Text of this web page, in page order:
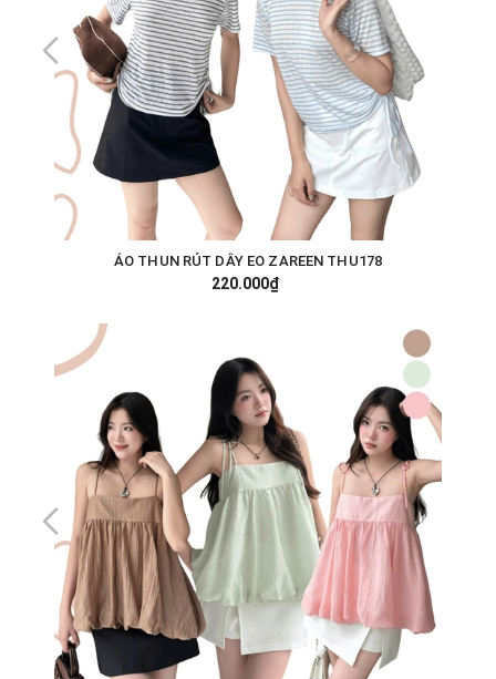
ÁO THUN RÚT DÂY EO ZAREEN THU178
220.000₫